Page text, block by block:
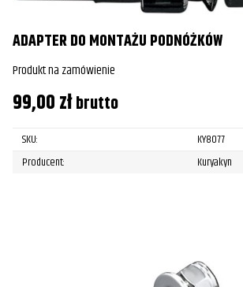
ADAPTER DO MONTAŻU PODNÓŻKÓW
Produkt na zamówienie
99,00złbrutto
SKU:
KY8077
Producent:
Kuryakyn